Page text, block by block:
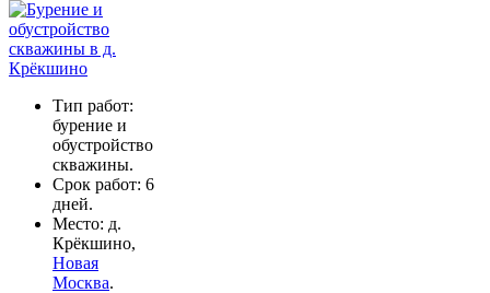
Тип работ:
бурение и
обустройство
скважины.
Срок работ: 6
дней.
Место: д.
Крёкшино,
Новая
Москва.